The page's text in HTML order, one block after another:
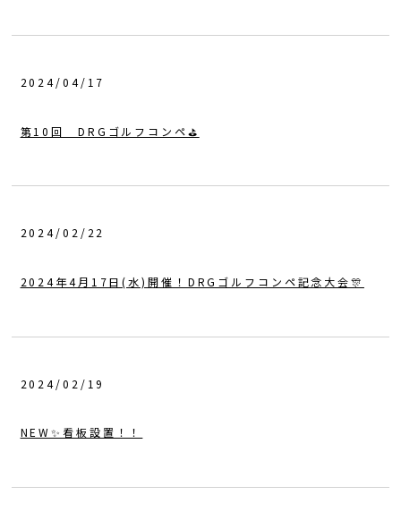
2024/04/17
第10回 DRGゴルフコンペ⛳️
2024/02/22
2024年4月17日(水)開催！DRGゴルフコンペ記念大会🎊
2024/02/19
NEW✨看板設置！！